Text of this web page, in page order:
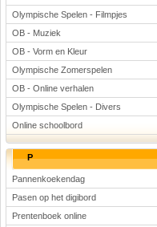
Olympische Spelen - Filmpjes
OB - Muziek
OB - Vorm en Kleur
Olympische Zomerspelen
OB - Online verhalen
Olympische Spelen - Divers
Online schoolbord
P
Pannenkoekendag
Pasen op het digibord
Prentenboek online